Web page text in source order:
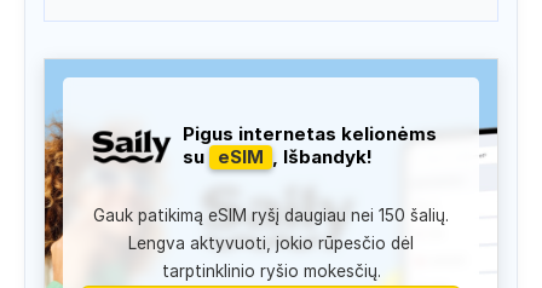
Pigus internetas kelionėms
su
eSIM , Išbandyk!
Gauk patikimą eSIM ryšį daugiau nei 150 šalių.
Lengva aktyvuoti, jokio rūpesčio dėl
tarptinklinio ryšio mokesčių.